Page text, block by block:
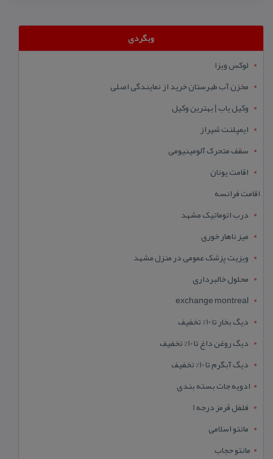
وبگردی
لوکس ویزا
مخزن آب طبرستان خرید از نمایندگی اصلی
وکیل یاب | بهترین وکیل
ایمپلنت شیراز
سقف متحرک آلومینیومی
اقامت یونان
اقامت فرانسه
درب اتوماتیک مشهد
میز ناهار خوری
ویزیت پزشک عمومی در منزل مشهد
محلول خالبرداری
exchange montreal
دیگ بخار تا 10% تخفیف
دیگ روغن داغ تا 10% تخفیف
دیگ آبگرم تا 10% تخفیف
ادویه جات بسته بندی
فلفل قرمز درجه 1
مانتو اسلامی
مانتو حجاب